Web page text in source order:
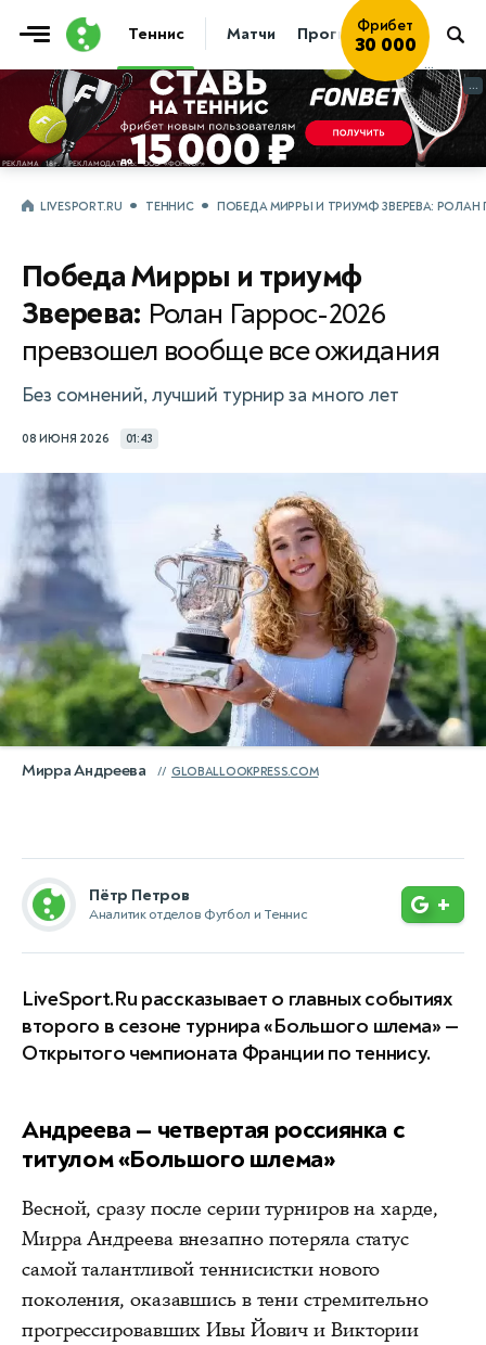
Теннис Матчи Прогнозы Новости
Фрибет
30 000
...
...
LIVESPORT.RU ТЕННИС ПОБЕДА МИРРЫ И ТРИУМФ ЗВЕРЕВА:
Победа Мирры и триумф
Зверева: Ролан Гаррос-2026
превзошел вообще все ожидания
Без сомнений, лучший турнир за много лет
08 ИЮНЯ 2026 01:43
Мирра Андреева GLOBALLOOKPRESS.COM
Пётр Петров
Аналитик отделов Футбол и Теннис +
LiveSport.Ru рассказывает о главных событиях
второго в сезоне турнира «Большого шлема» —
Открытого чемпионата Франции по теннису.
Андреева — четвертая россиянка с
титулом «Большого шлема»
Весной, сразу после серии турниров на харде,
Мирра Андреева внезапно потеряла статус
самой талантливой теннисистки нового
поколения, оказавшись в тени стремительно
прогрессировавших Ивы Йович и Виктории